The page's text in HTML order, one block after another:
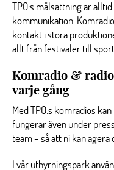
TPO:s målsättning är
kommunikation.
kontakt i stora
allt från festivaler till
Komradio &
varje gång
Med TPO:s komradios
fungerar även under
team – så att ni kan agera
I vår uthyrningspark